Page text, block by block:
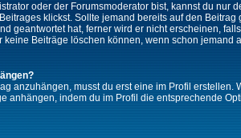
oder der Forumsmoderator bist, kannst du
klickst. Sollte jemand bereits auf den
geantwortet hat, ferner wird er nicht erscheinen,
keine Beiträge löschen können, wenn schon jemand
anzuhängen, musst du erst eine im Profil erstellen.
anhängen, indem du im Profil die entsprechende